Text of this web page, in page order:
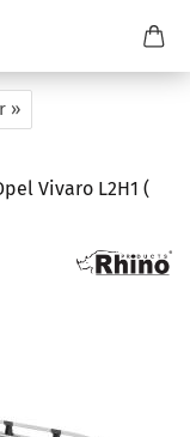
»
Vivaro L2H1 (